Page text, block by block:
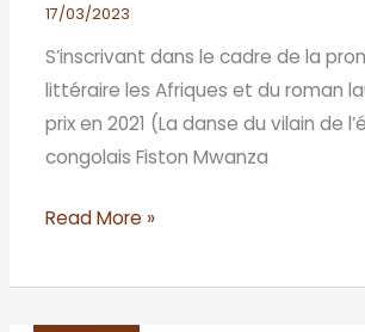
17/03/2023
S’inscrivant dans le cadre de la
littéraire les Afriques et du roman
prix en 2021 (La danse du vilain de
congolais Fiston Mwanza
Read More »